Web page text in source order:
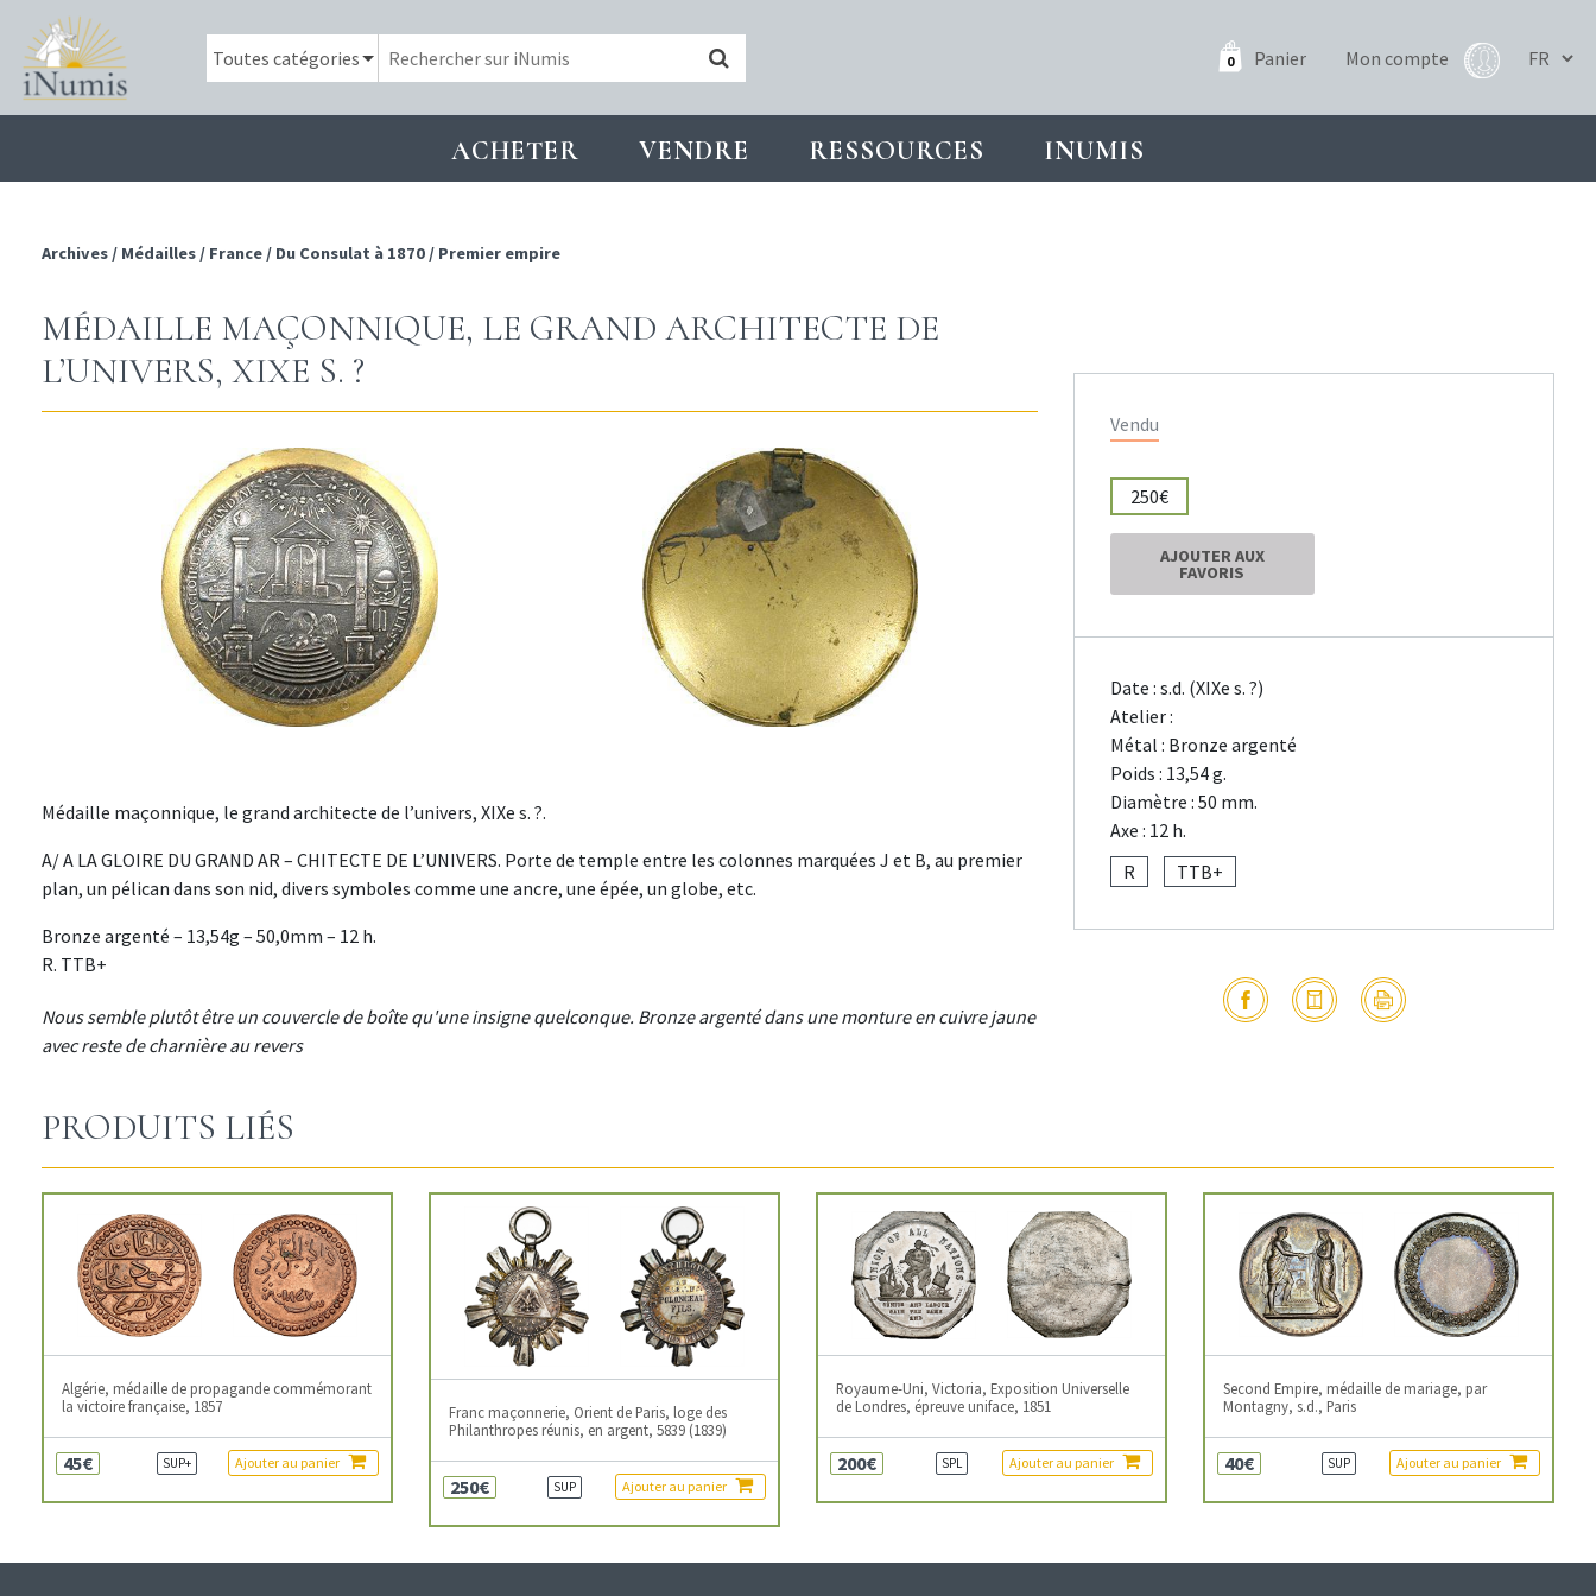
0 Panier Mon compte
ACHETER VENDRE RESSOURCES INUMIS
Archives / Médailles / France / Du Consulat à 1870 / Premier empire
MÉDAILLE MAÇONNIQUE, LE GRAND ARCHITECTE DE
L’UNIVERS, XIXE S. ?
Médaille maçonnique, le grand architecte de l’univers, XIXe s. ?.
A/ A LA GLOIRE DU GRAND AR – CHITECTE DE L’UNIVERS. Porte de temple entre les colonnes marquées J et B, au premier
plan, un pélican dans son nid, divers symboles comme une ancre, une épée, un globe, etc.
Bronze argenté – 13,54g – 50,0mm – 12 h.
R. TTB+
Nous semble plutôt être un couvercle de boîte qu'une insigne quelconque. Bronze argenté dans une monture en cuivre jaune
avec reste de charnière au revers
Vendu
250€
AJOUTER AUX
FAVORIS
Date : s.d. (XIXe s. ?)
Atelier :
Métal : Bronze argenté
Poids : 13,54 g.
Diamètre : 50 mm.
Axe : 12 h.
R
TTB+
PRODUITS LIÉS
Algérie, médaille de propagande commémorant
la victoire française, 1857
45€ SUP+ Ajouter au panier
Franc maçonnerie, Orient de Paris, loge des
Philanthropes réunis, en argent, 5839 (1839)
250€ SUP Ajouter au panier
Royaume-Uni, Victoria, Exposition Universelle
de Londres, épreuve uniface, 1851
200€ SPL Ajouter au panier
Second Empire, médaille de mariage, par
Montagny, s.d., Paris
40€ SUP Ajouter au panier